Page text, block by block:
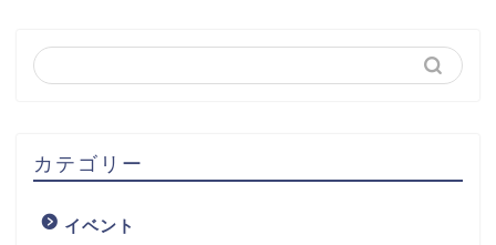
カテゴリー
イベント